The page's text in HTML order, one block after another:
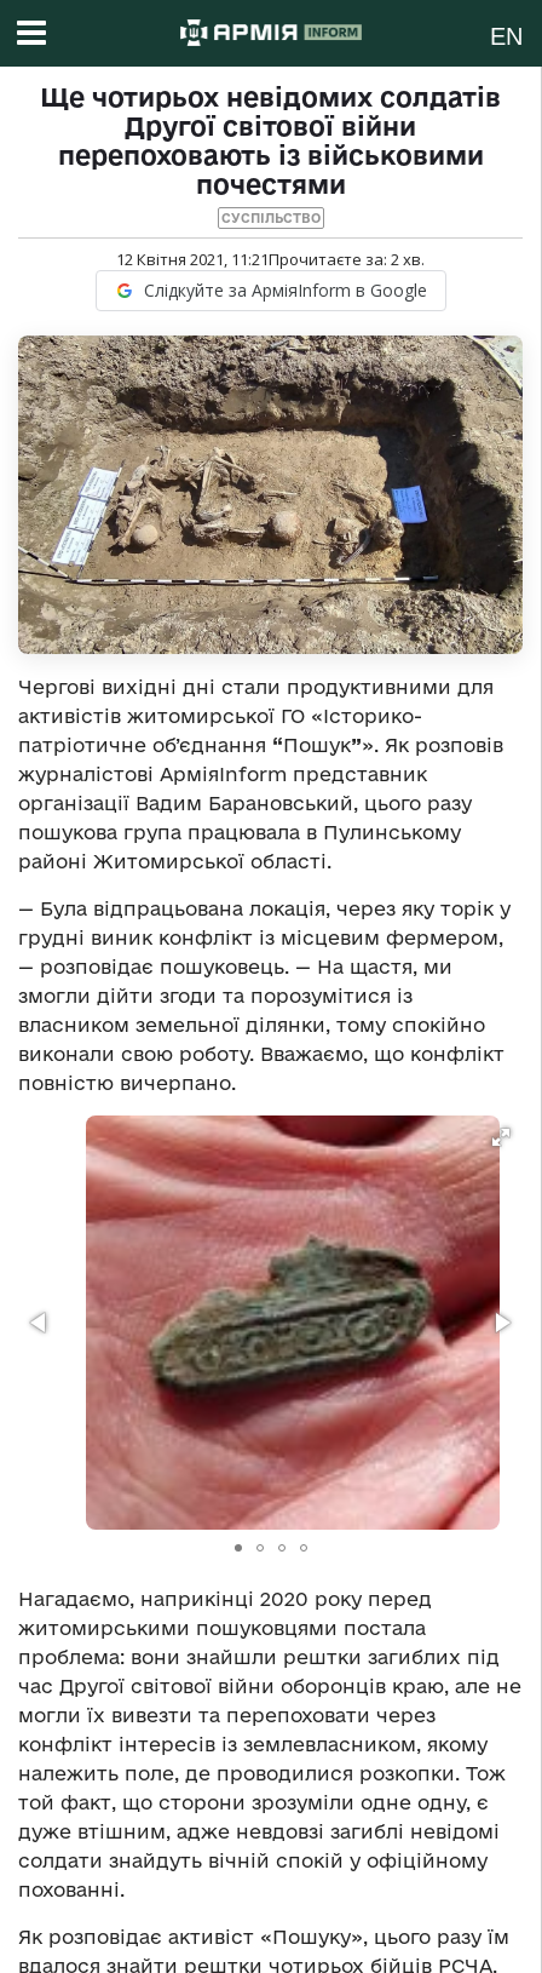
EN
Ще чотирьох невідомих солдатів
Другої світової війни
перепоховають із військовими
почестями
СУСПІЛЬСТВО
12 Квітня 2021, 11:21Прочитаєте за: 2хв.
Слідкуйте за АрміяInform в Google
Чергові вихідні дні стали продуктивними для
активістів житомирської ГО «Історико-
патріотичне об’єднання “Пошук”». Як розповів
журналістові АрміяInform представник
організації Вадим Барановський, цього разу
пошукова група працювала в Пулинському
районі Житомирської області.
— Була відпрацьована локація, через яку торік у
грудні виник конфлікт із місцевим фермером,
— розповідає пошуковець. — На щастя, ми
змогли дійти згоди та порозумітися із
власником земельної ділянки, тому спокійно
виконали свою роботу. Вважаємо, що конфлікт
повністю вичерпано.
Нагадаємо, наприкінці 2020 року перед
житомирськими пошуковцями постала
проблема: вони знайшли рештки загиблих під
час Другої світової війни оборонців краю, але не
могли їх вивезти та перепоховати через
конфлікт інтересів із землевласником, якому
належить поле, де проводилися розкопки. Тож
той факт, що сторони зрозуміли одне одну, є
дуже втішним, адже невдовзі загиблі невідомі
солдати знайдуть вічній спокій у офіційному
похованні.
Як розповідає активіст «Пошуку», цього разу їм
вдалося знайти рештки чотирьох бійців РСЧА,